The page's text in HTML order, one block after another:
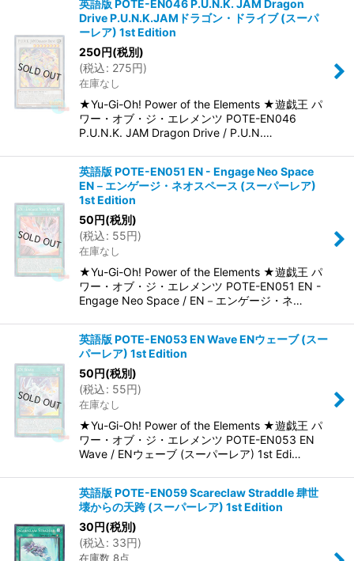
英語版 POTE-EN046 P.U.N.K. JAM Dragon
Drive P.U.N.K.JAMドラゴン・ドライブ (スーパ
ーレア) 1st Edition
250円(税別)
(税込: 275円)
在庫なし
★Yu-Gi-Oh! Power of the Elements ★遊戯王 パ
ワー・オブ・ジ・エレメンツ POTE-EN046
P.U.N.K. JAM Dragon Drive / P.U.N.…
英語版 POTE-EN051 EN - Engage Neo Space
EN－エンゲージ・ネオスペース (スーパーレア)
1st Edition
50円(税別)
(税込: 55円)
在庫なし
★Yu-Gi-Oh! Power of the Elements ★遊戯王 パ
ワー・オブ・ジ・エレメンツ POTE-EN051 EN -
Engage Neo Space / EN－エンゲージ・ネ…
英語版 POTE-EN053 EN Wave ENウェーブ (スー
パーレア) 1st Edition
50円(税別)
(税込: 55円)
在庫なし
★Yu-Gi-Oh! Power of the Elements ★遊戯王 パ
ワー・オブ・ジ・エレメンツ POTE-EN053 EN
Wave / ENウェーブ (スーパーレア) 1st Edi…
英語版 POTE-EN059 Scareclaw Straddle 肆世
壊からの天跨 (スーパーレア) 1st Edition
30円(税別)
(税込: 33円)
在庫数 8点